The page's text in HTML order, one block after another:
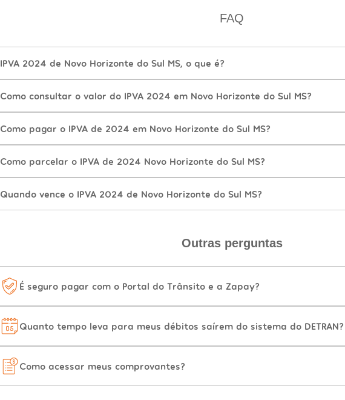
FAQ
IPVA 2024 de Novo Horizonte do Sul MS, o que é?
Como consultar o valor do IPVA 2024 em Novo Horizonte do Sul MS?
Como pagar o IPVA de 2024 em Novo Horizonte do Sul MS?
Como parcelar o IPVA de 2024 Novo Horizonte do Sul MS?
Quando vence o IPVA 2024 de Novo Horizonte do Sul MS?
Outras perguntas
É seguro pagar com o Portal do Trânsito e a Zapay?
Quanto tempo leva para meus débitos saírem do sistema do DETRAN?
Como acessar meus comprovantes?